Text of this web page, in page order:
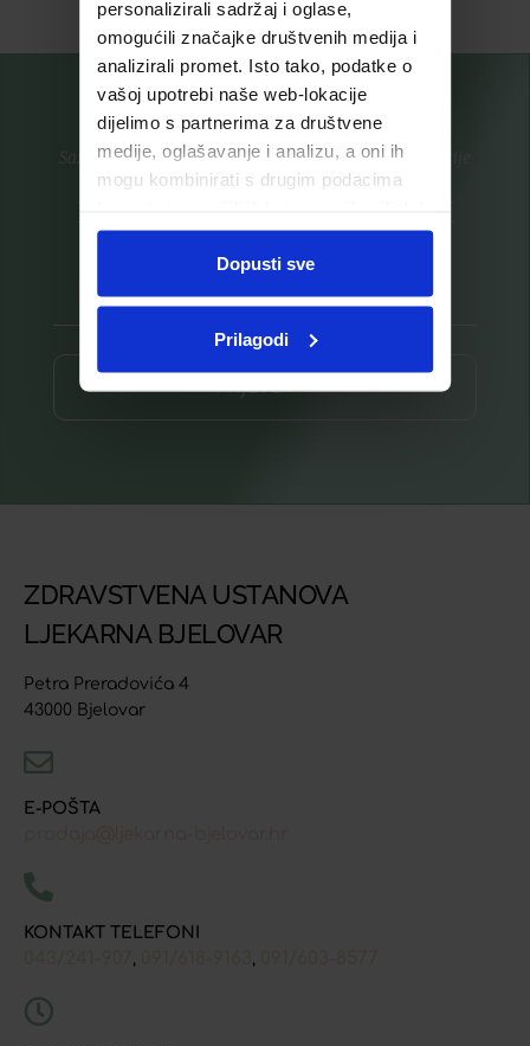
personalizirali sadržaj i oglase,
omogućili značajke društvenih medija i
analizirali promet. Isto tako, podatke o
vašoj upotrebi naše web-lokacije
dijelimo s partnerima za društvene
medije, oglašavanje i analizu, a oni ih
mogu kombinirati s drugim podacima
ste upotrebljavali njihove usluge.
Dopusti sve
Prilagodi
Saznajte prvi za nove proizvode i ekskluzivne promocije
Prijavite se na listu za novosti
Prijava ⟶
ZDRAVSTVENA USTANOVA
LJEKARNA BJELOVAR
Petra Preradovića 4
43000 Bjelovar
E-POŠTA
KONTAKT TELEFONI